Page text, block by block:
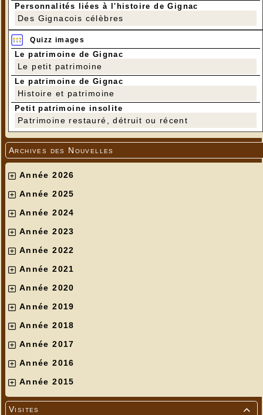
Personnalités liées à l'histoire de Gignac
Des Gignacois célèbres
Quizz images
Le patrimoine de Gignac
Le petit patrimoine
Le patrimoine de Gignac
Histoire et patrimoine
Petit patrimoine insolite
Patrimoine restauré, détruit ou récent
Archives des Nouvelles
Année 2026
Année 2025
Année 2024
Année 2023
Année 2022
Année 2021
Année 2020
Année 2019
Année 2018
Année 2017
Année 2016
Année 2015

Visites